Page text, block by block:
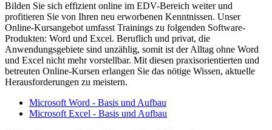
Bilden Sie sich effizient online im EDV-Bereich weiter und
profitieren Sie von Ihren neu erworbenen Kenntnissen. Unser
Online-Kursangebot umfasst Trainings zu folgenden Software-
Produkten: Word und Excel. Beruflich und privat, die
Anwendungsgebiete sind unzählig, somit ist der Alltag ohne Word
und Excel nicht mehr vorstellbar. Mit diesen praxisorientierten und
betreuten Online-Kursen erlangen Sie das nötige Wissen, aktuelle
Herausforderungen zu meistern.
Microsoft Word - Basis und Aufbau
Microsoft Excel - Basis und Aufbau